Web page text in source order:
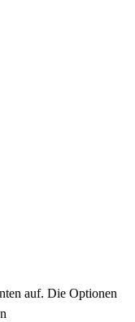
auf. Die Optionen